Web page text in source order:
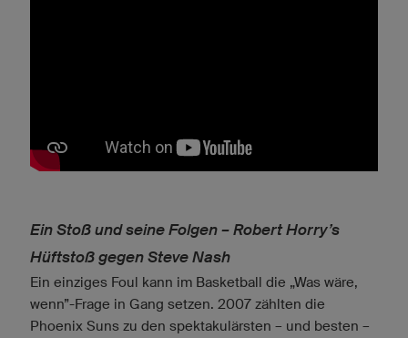
Ein Stoß und seine Folgen – Robert Horry’s
Hüftstoß gegen Steve Nash
Ein einziges Foul kann im Basketball die „Was wäre,
wenn”-Frage in Gang setzen. 2007 zählten die
Phoenix Suns zu den spektakulärsten – und besten –